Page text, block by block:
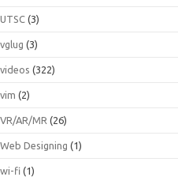
UTSC (3)
vglug (3)
videos (322)
vim (2)
VR/AR/MR (26)
Web Designing (1)
wi-fi (1)